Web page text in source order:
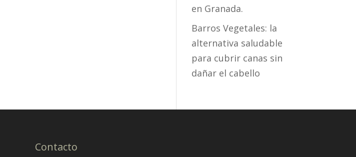
en Granada.
Barros Vegetales: la
alternativa saludable
para cubrir canas sin
dañar el cabello
Contacto